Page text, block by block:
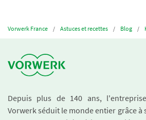
Vorwerk France Astuces et recettes Blog
Depuis plus de 140 ans,
Vorwerk séduit le monde entier grâce